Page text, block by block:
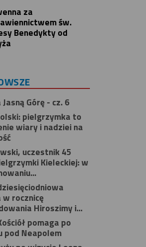
za
św.
Benedykty od
Górę - cz. 6
pielgrzymka to
wiary i nadziei na
uczestnik 45
Kieleckiej: w
rocznicę
Hiroszimy i...
pomaga po
pod Neapolem